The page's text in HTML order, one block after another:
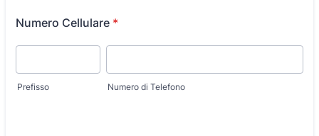
Numero Cellulare *
Prefisso Numero di Telefono